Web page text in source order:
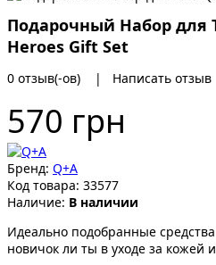
Подарочный Набор для
Heroes Gift Set
0 отзыв(-ов) | Написать отзыв
570 грн
Бренд: Q+A
Код товара: 33577
Наличие: В наличии
Идеально подобранные
новичок ли ты в уходе за кожей